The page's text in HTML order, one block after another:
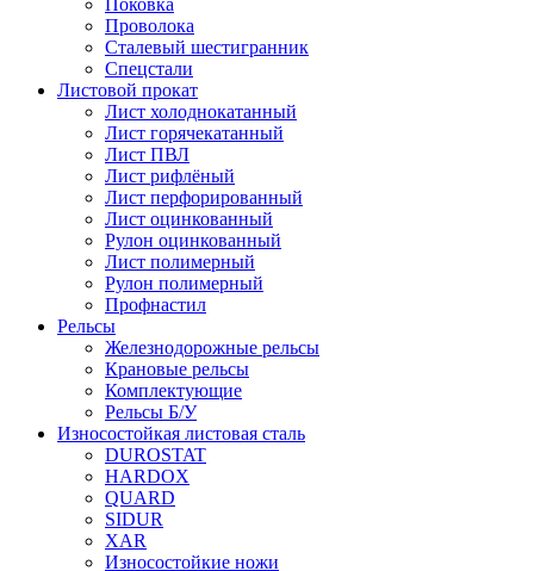
Поковка
Проволока
Сталевый шестигранник
Спецстали
Листовой прокат
Лист холоднокатанный
Лист горячекатанный
Лист ПВЛ
Лист рифлёный
Лист перфорированный
Лист оцинкованный
Рулон оцинкованный
Лист полимерный
Рулон полимерный
Профнастил
Рельсы
Железнодорожные рельсы
Крановые рельсы
Комплектующие
Рельсы Б/У
Износостойкая листовая сталь
DUROSTAT
HARDOX
QUARD
SIDUR
XAR
Износостойкие ножи